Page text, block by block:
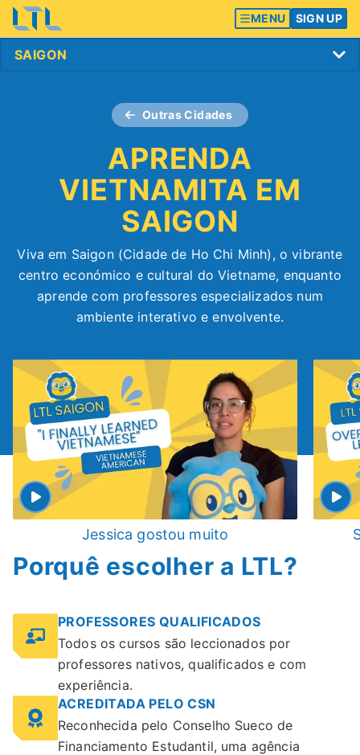
MENU SIGN UP
Outras Cidades
APRENDA
VIETNAMITA EM
SAIGON
Viva em Saigon (Cidade de Ho Chi Minh), o vibrante
centro económico e cultural do Vietname, enquanto
aprende com professores especializados num
ambiente interativo e envolvente.
Jessica gostou muito
Porquê escolher a LTL?
PROFESSORES QUALIFICADOS
Todos os cursos são leccionados por
professores nativos, qualificados e com
experiência.
ACREDITADA PELO CSN
Reconhecida pelo Conselho Sueco de
Financiamento Estudantil, uma agência